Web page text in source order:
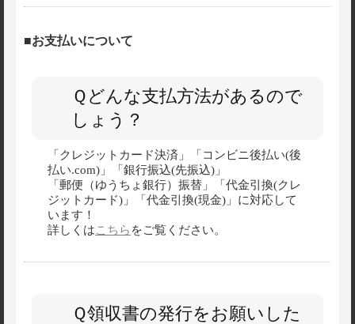
■お支払いについて
Ｑどんな支払方法があるので
しょう？
「クレジットカード決済」「コンビニ後払い(後
払い.com)」「銀行振込(先振込)」
「郵便（ゆうちょ銀行）振替」「代金引換(クレ
ジットカード)」「代金引換(現金)」に対応して
います！
詳しくはこちら をご覧ください。
Ｑ領収書の発行をお願いした